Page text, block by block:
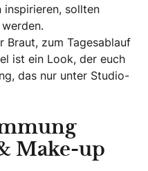
inspirieren, sollten
Braut, zum Tagesablauf
ist ein Look, der euch
das nur unter Studio-
Make-up